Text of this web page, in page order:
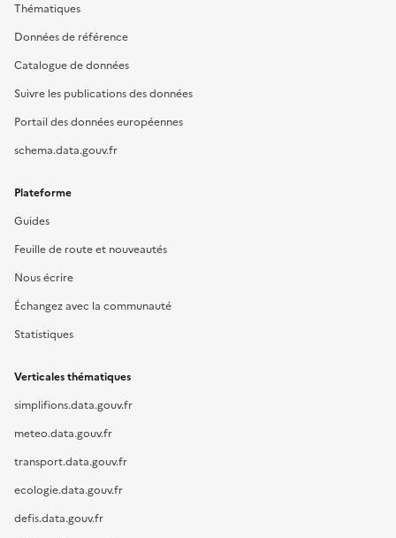
Thématiques
Données de référence
Catalogue de données
Suivre les publications des données
Portail des données européennes
schema.data.gouv.fr
Plateforme
Guides
Feuille de route et nouveautés
Nous écrire
Échangez avec la communauté
Statistiques
Verticales thématiques
simplifions.data.gouv.fr
meteo.data.gouv.fr
transport.data.gouv.fr
ecologie.data.gouv.fr
defis.data.gouv.fr